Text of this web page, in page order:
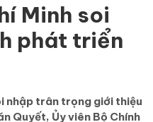
Minh soi
phát triển
nhập trân trọng giới thiệu
Quyết, Ủy viên Bộ Chính